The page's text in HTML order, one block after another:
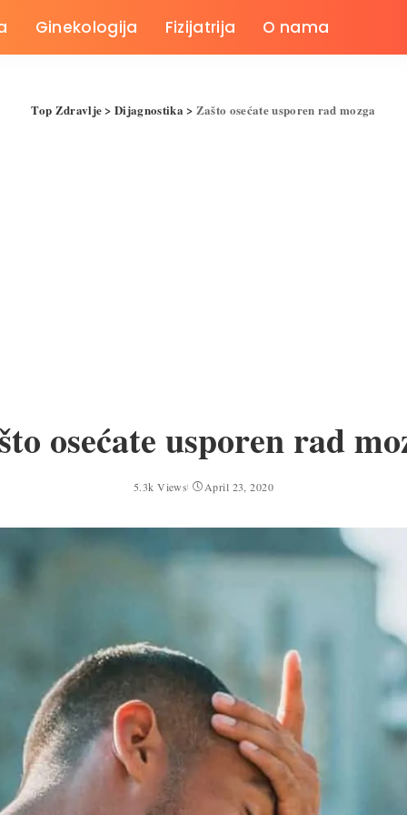
Ginekologija Fizijatrija O nama
Top Zdravlje>Dijagnostika > Zašto osećate usporen rad mozga
osećate usporen rad
5.3k Views April 23, 2020